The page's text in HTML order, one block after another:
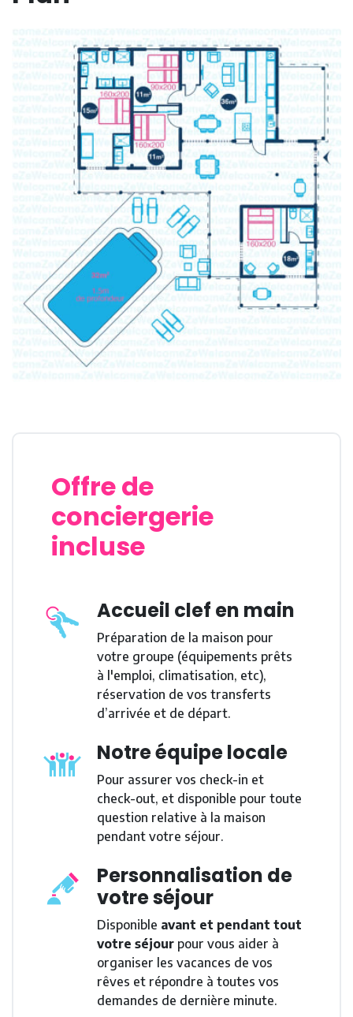
Guadeloupe🏖 ☀️
Le concierge se fera un plaisir de vous accueillir. Si
vous ne l’avez pas contacté avant l’arrivée dans la
location, merci de l’appeler en partant de
l’aéroport.
Numéro d'enregistrement : 97125000973BB
Offre de
conciergerie
incluse
Accueil clef en main
Préparation de la maison pour
votre groupe (équipements prêts
à l'emploi, climatisation, etc),
réservation de vos transferts
d’arrivée et de départ.
Notre équipe locale
Pour assurer vos check-in et
check-out, et disponible pour toute
question relative à la maison
pendant votre séjour.
Personnalisation de
votre séjour
Disponible avant et pendant tout
votre séjour pour vous aider à
organiser les vacances de vos
rêves et répondre à toutes vos
demandes de dernière minute.